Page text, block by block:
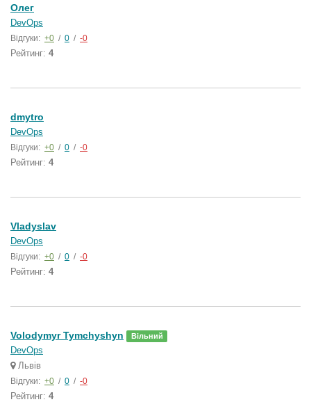
Олег
DevOps
Відгуки: +0 / 0 / -0
Рейтинг: 4
dmytro
DevOps
Відгуки: +0 / 0 / -0
Рейтинг: 4
Vladyslav
DevOps
Відгуки: +0 / 0 / -0
Рейтинг: 4
Volodymyr Tymchyshyn Вільний
DevOps
Львів
Відгуки: +0 / 0 / -0
Рейтинг: 4